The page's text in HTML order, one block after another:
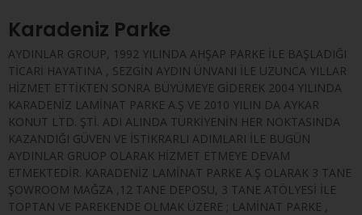
Karadeniz Parke
AYDINLAR GROUP, 1992 YILINDA AHŞAP PARKE İLE BAŞLADIĞI
TİCARİ HAYATINA , SEZGİN AYDIN ÜNVANI İLE UZUNCA YILLAR
HİZMET ETTİKTEN SONRA BÜYÜMEYE GİDEREK 2004 YILINDA
KARADENİZ LAMİNAT PARKE A.Ş VE 2010 YILIN DA AYKAR
KONUT LTD. ŞTİ. ADI ALINDA TÜRKİYENİN HER NOKTASINDA
KAZANDIĞI GÜVEN VE İSTİKRARLI ADIMLARI İLE BUGÜN
AYDINLAR GRUOP OLARAK HİZMET ETMEYE DEVAM
ETMEKTEDİR. KARADENİZ LAMİNAT PARKE A.Ş OLARAK 3 TANE
ŞOWROOM MAĞZA ,12 TANE DEPOSU, 3 TANE ATÖLYESİ İLE
TOPTAN VE PAREKENDE OLMAK ÜZERE ; LAMİNAT PARKE ,